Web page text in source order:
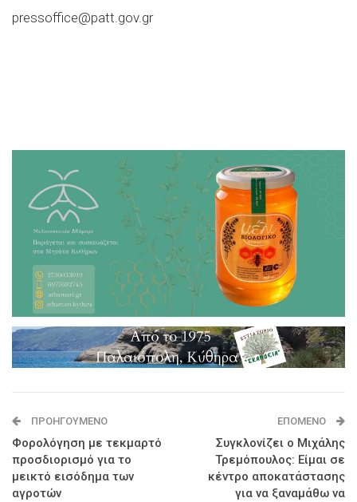
pressoffice@patt.gov.gr
ΠΡΟΗΓΟΎΜΕΝΟ
Φορολόγηση με τεκμαρτό
προσδιορισμό για το
μεικτό εισόδημα των
αγροτών
ΕΠΌΜΕΝΟ
Συγκλονίζει ο Μιχάλης
Τρεμόπουλος: Είμαι σε
κέντρο αποκατάστασης
για να ξαναμάθω να